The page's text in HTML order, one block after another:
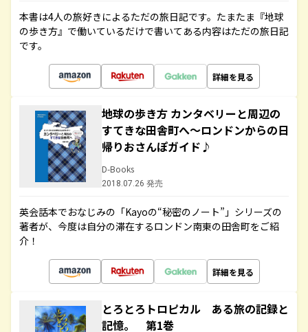
本書は4人の旅好きによるただの旅日記です。たまたま『地球
の歩き方』で働いているだけで書いてある内容はただの旅日記
です。
詳細を見る
地球の歩き方 カンタベリーと周辺の
すてきな田舎町へ～ロンドンからの日
帰りおさんぽガイド♪
D-Books
2018.07.26 発売
英会話本でおなじみの「Kayoの“秘密のノート”」シリーズの
著者が、今度は自分の滞在するロンドン南東の田舎町をご紹
介！
詳細を見る
とろとろトロピカル ある旅の記録と
記憶。 第1巻